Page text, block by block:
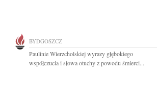
BYDGOSZCZ
Paulinie Wierzcholskiej wyrazy głębokiego
współczucia i słowa otuchy z powodu śmierci...